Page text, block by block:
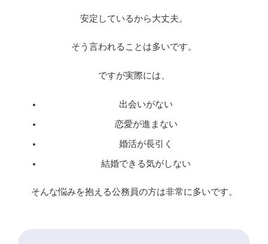
安定しているから大丈夫。
そう言われることは多いです。
ですが実際には、
出会いがない
恋愛が進まない
婚活が長引く
結婚できる気がしない
そんな悩みを抱える公務員の方は非常に多いです。